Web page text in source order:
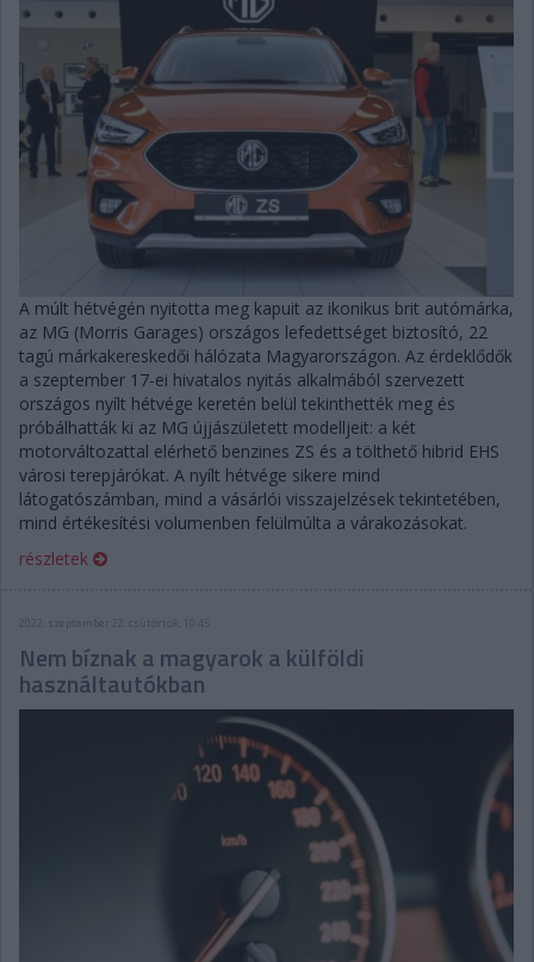
A múlt hétvégén nyitotta meg kapuit az ikonikus brit autómárka,
az MG (Morris Garages) országos lefedettséget biztosító, 22
tagú márkakereskedői hálózata Magyarországon. Az érdeklődők
a szeptember 17-ei hivatalos nyitás alkalmából szervezett
országos nyílt hétvége keretén belül tekinthették meg és
próbálhatták ki az MG újjászületett modelljeit: a két
motorváltozattal elérhető benzines ZS és a tölthető hibrid EHS
városi terepjárókat. A nyílt hétvége sikere mind
látogatószámban, mind a vásárlói visszajelzések tekintetében,
mind értékesítési volumenben felülmúlta a várakozásokat.
részletek
2022. szeptember 22. csütörtök, 10:45
Nem bíznak a magyarok a külföldi
használtautókban